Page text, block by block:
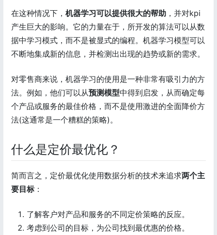
在这种情况下， 机器学习可以提供很大的帮助 ，并对kpi
产生巨大的影响。它的力量在于，所开发的算法可以从数
据中学习模式，而不是被显式的编程。机器学习模型可以
不断地集成新的信息，并检测出出现的趋势或新的需求。
对零售商来说，机器学习的使用是一种非常有吸引力的方
法。例如，他们可以从预测模型中得到启发，从而确定每
个产品或服务的最佳价格，而不是使用激进的全面降价方
法(这通常是一个糟糕的策略)。
什么是定价最优化？
简而言之，定价最优化使用数据分析的技术来追求两个主
要目标：
了解客户对产品和服务的不同定价策略的反应。
考虑到公司的目标，为公司找到最优惠的价格。